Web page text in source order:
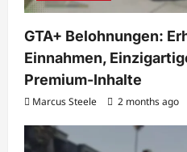
GTA+ Belohnungen:
Einnahmen,
Premium-Inhalte
Marcus Steele 2 months ago